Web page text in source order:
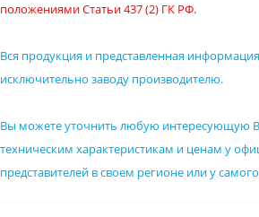
положениями Статьи 437 (2) ГК РФ.
Вся продукция и представленная
исключительно заводу производителю.
Вы можете уточнить любую интересующую
техническим характеристикам и ценам у
представителей в своем регионе или у